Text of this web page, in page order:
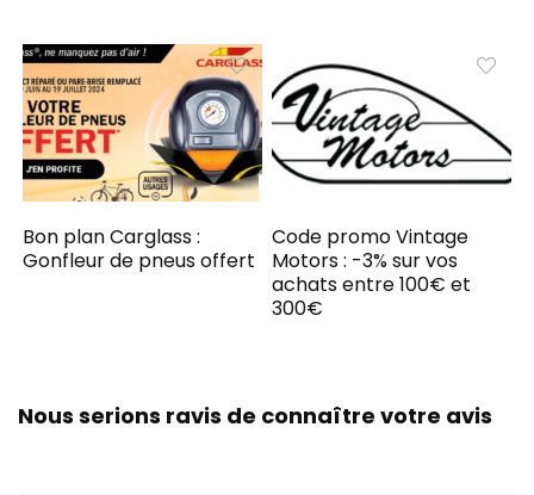
Bon plan Carglass :
Gonfleur de pneus offert
Code promo Vintage
Motors : -3% sur vos
achats entre 100€ et
300€
Nous serions ravis de connaître votre avis